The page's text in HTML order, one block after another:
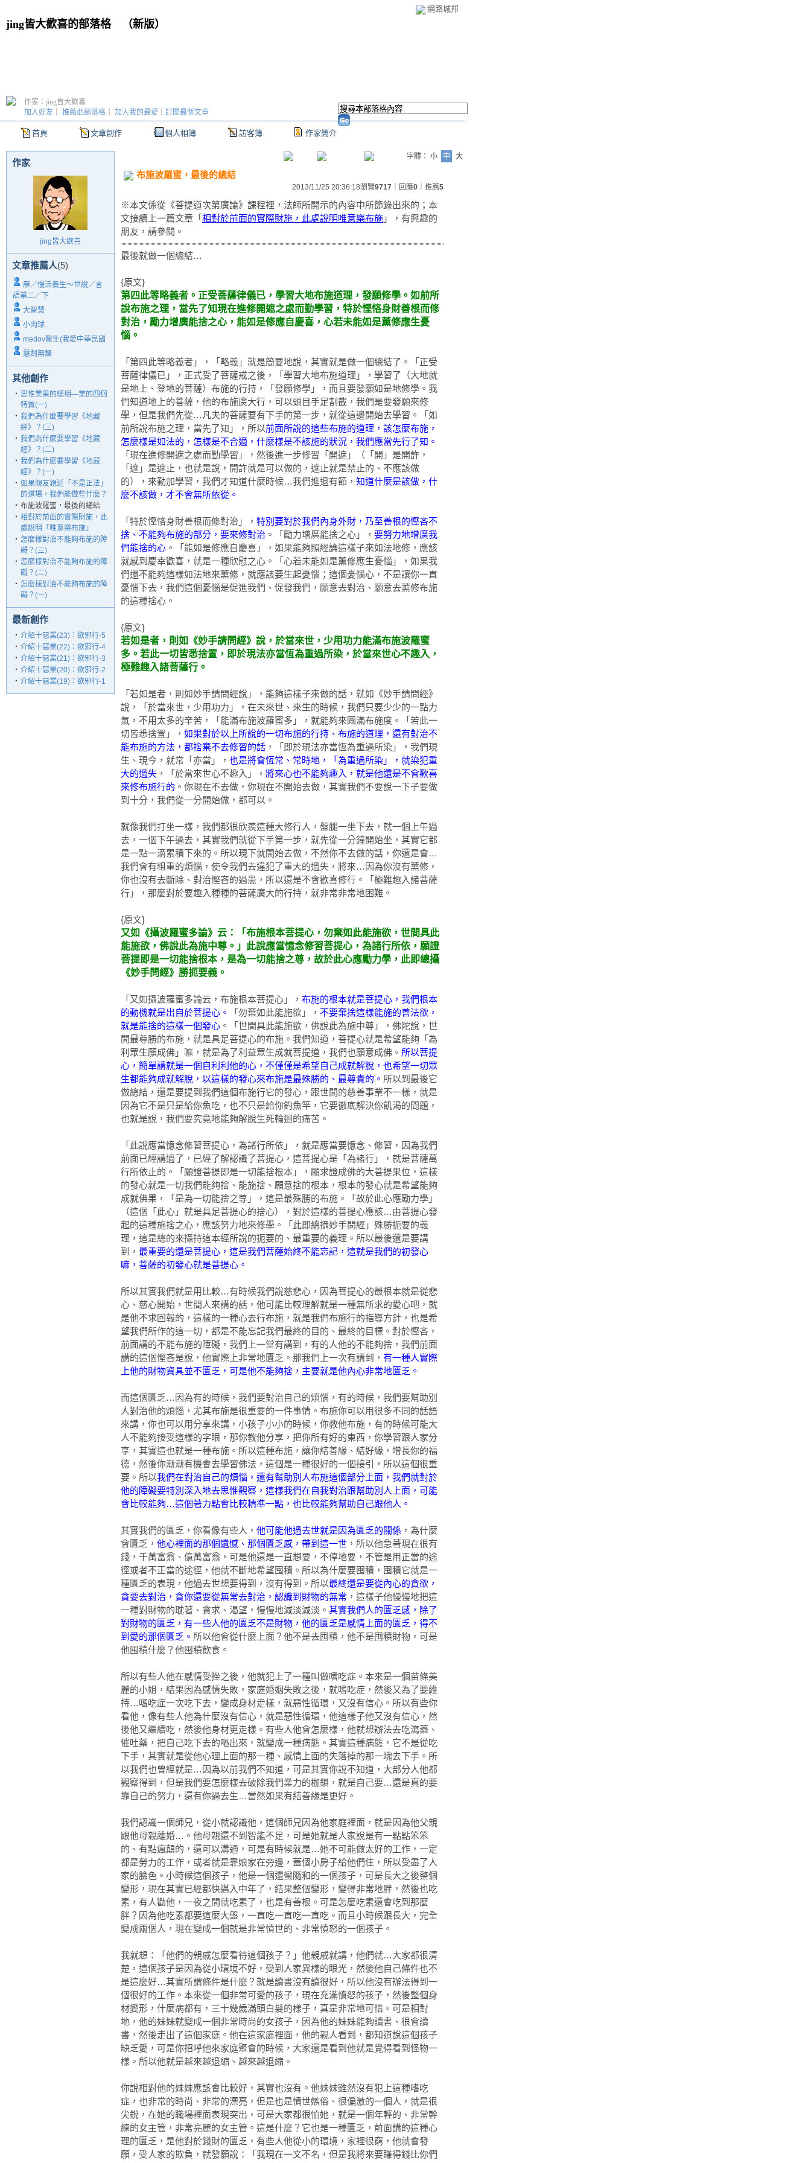
網路城邦
jing皆大歡喜的部落格（新版）
首頁 文章創作 個人相簿 訪客簿 作家簡介
加入好友 推薦此部落格 加入我的最愛 訂閱最新文章
作家：jing皆大歡喜
作家
jing皆大歡喜
文章推薦人(5)
雁／慢活養生～世說／言
語第二／下
大智慧
小肉球
medov醫生(我愛中華民國
慧劍無鋒
其他創作
‧ 思惟業果的總相—業的四個
特質(一)
‧ 我們為什麼要學習《地藏
經》？(三)
‧ 我們為什麼要學習《地藏
經》？(二)
‧ 我們為什麼要學習《地藏
經》？(一)
‧ 如果親友親近「不是正法」
的道場，我們能做些什麼？
‧ 布施波羅蜜，最後的總結
‧ 相對於前面的實際財施，此
處說明「唯意樂布施」
‧ 怎麼樣對治不能夠布施的障
礙？(三)
‧ 怎麼樣對治不能夠布施的障
礙？(二)
‧ 怎麼樣對治不能夠布施的障
礙？(一)
最新創作
‧ 介紹十惡業(23)：欲邪行-5
‧ 介紹十惡業(22)：欲邪行-4
‧ 介紹十惡業(21)：欲邪行-3
‧ 介紹十惡業(20)：欲邪行-2
‧ 介紹十惡業(19)：欲邪行-1
字體： 小 中 大
布施波羅蜜，最後的總結
2013/11/25 20:36:18瀏覽9717 ｜回應0 ｜推薦5
※本文係從《菩提道次第廣論》課程裡，法師所開示的內容中所節錄出來的；本
文接續上一篇文章「 相對於前面的實際財施，此處說明唯意樂布施 」，有興趣的
朋友，請參閱。
最後就做一個總結…
{原文}
第四此等略義者。正受菩薩律儀已，學習大地布施道理，發願修學。如前所
說布施之理，當先了知現在進修開遮之處而勤學習，特於慳悋身財善根而修
對治，勵力增廣能捨之心，能如是修應自慶喜，心若未能如是薰修應生憂
惱。
「第四此等略義者」，「略義」就是簡要地說，其實就是做一個總結了。「正受
菩薩律儀已」，正式受了菩薩戒之後，「學習大地布施道理」，學習了（大地就
是地上、登地的菩薩）布施的行持，「發願修學」，而且要發願如是地修學。我
們知道地上的菩薩，他的布施廣大行，可以頭目手足割截，我們是要發願來修
學，但是我們先從…凡夫的菩薩要有下手的第一步，就從這邊開始去學習。「如
前所說布施之理，當先了知」，所以前面所說的這些布施的道理，該怎麼布施，
怎麼樣是如法的，怎樣是不合適，什麼樣是不該施的狀況，我們應當先行了知。
「現在進修開遮之處而勤學習」，然後進一步修習「開遮」（「開」是開許，
「遮」是遮止，也就是說，開許就是可以做的，遮止就是禁止的、不應該做
的），來勤加學習，我們才知道什麼時候…我們進退有節， 知道什麼是該做，什
麼不該做，才不會無所依從。
「特於慳悋身財善根而修對治」， 特別要對於我們內身外財，乃至善根的慳吝不
捨、不能夠布施的部分，要來修對治 。「勵力增廣能捨之心」， 要努力地增廣我
們能捨的心 。「能如是修應自慶喜」，如果能夠照經論這樣子來如法地修，應該
就感到慶幸歡喜，就是一種欣慰之心。「心若未能如是薰修應生憂惱」，如果我
們還不能夠這樣如法地來薰修，就應該要生起憂惱；這個憂惱心，不是讓你一直
憂惱下去，我們這個憂惱是促進我們、促發我們，願意去對治、願意去薰修布施
的這種捨心。
{原文}
若如是者，則如《妙手請問經》說，於當來世，少用功力能滿布施波羅蜜
多。若此一切皆悉捨置，即於現法亦當恆為重過所染，於當來世心不趣入，
極難趣入諸菩薩行。
「若如是者，則如妙手請問經說」，能夠這樣子來做的話，就如《妙手請問經》
說，「於當來世，少用功力」，在未來世、來生的時候，我們只要少少的一點力
氣，不用太多的辛苦，「能滿布施波羅蜜多」，就能夠來圓滿布施度。「若此一
切皆悉捨置」， 如果對於以上所說的一切布施的行持、布施的道理，還有對治不
能布施的方法，都捨棄不去修習的話 ，「即於現法亦當恆為重過所染」，我們現
生、現今，就常「亦當」， 也是將會恆常、常時地，「為重過所染」，就染犯重
大的過失 ，「於當來世心不趣入」， 將來心也不能夠趣入，就是他還是不會歡喜
來修布施行的 。你現在不去做，你現在不開始去做，其實我們不要說一下子要做
到十分，我們從一分開始做，都可以。
就像我們打坐一樣，我們都很欣羨這種大修行人，盤腿一坐下去，就一個上午過
去，一個下午過去，其實我們就從下手第一步，就先從一分鐘開始坐，其實它都
是一點一滴累積下來的。所以現下就開始去做，不然你不去做的話，你還是會…
我們會有粗重的煩惱，使令我們去違犯了重大的過失，將來…因為你沒有薰修，
你也沒有去斷除、對治慳吝的過患，所以還是不會歡喜修行。「極難趣入諸菩薩
行」，那麼對於要趣入種種的菩薩廣大的行持，就非常非常地困難。
{原文}
又如《攝波羅蜜多論》云：「布施根本菩提心，勿棄如此能施欲，世間具此
能施欲，佛說此為施中尊。」此說應當憶念修習菩提心，為諸行所依，願證
菩提即是一切能捨根本，是為一切能捨之尊，故於此心應勵力學，此即總攝
《妙手問經》勝扼要義。
「又如攝波羅蜜多論云，布施根本菩提心」， 布施的根本就是菩提心，我們根本
的動機就是出自於菩提心。
「勿棄如此能施欲」， 不要棄捨這樣能施的善法欲，
就是能捨的這樣一個發心 。「世間具此能施欲，佛說此為施中尊」，佛陀說，世
間最尊勝的布施，就是具足菩提心的布施。我們知道，菩提心就是希望能夠「為
利眾生願成佛」嘛，就是為了利益眾生成就菩提道，我們也願意成佛。 所以菩提
心，簡單講就是一個自利利他的心，不僅僅是希望自己成就解脫，也希望一切眾
生都能夠成就解脫，以這樣的發心來布施是最殊勝的、最尊貴的。 所以到最後它
做總結，還是要提到我們這個布施行它的發心，跟世間的慈善事業不一樣，就是
因為它不是只是給你魚吃，也不只是給你釣魚竿，它要徹底解決你飢渴的問題，
也就是說，我們要究竟地能夠解脫生死輪迴的痛苦。
「此說應當憶念修習菩提心，為諸行所依」，就是應當要憶念、修習，因為我們
前面已經講過了，已經了解認識了菩提心，這菩提心是「為諸行」，就是菩薩萬
行所依止的。「願證菩提即是一切能捨根本」，願求證成佛的大菩提果位，這樣
的發心就是一切我們能夠捨、能施捨、願意捨的根本，根本的發心就是希望能夠
成就佛果，「是為一切能捨之尊」，這是最殊勝的布施。「故於此心應勵力學」
（這個「此心」就是具足菩提心的捨心），對於這樣的菩提心應該…由菩提心發
起的這種施捨之心，應該努力地來修學。「此即總攝妙手問經」殊勝扼要的義
理，這是總的來攝持這本經所說的扼要的、最重要的義理。所以最後還是要講
到， 最重要的還是菩提心，這是我們菩薩始終不能忘記，這就是我們的初發心
嘛，菩薩的初發心就是菩提心。
所以其實我們就是用比較…有時候我們說慈悲心，因為菩提心的最根本就是從悲
心、慈心開始，世間人來講的話，他可能比較理解就是一種無所求的愛心吧，就
是他不求回報的，這樣的一種心去行布施，就是我們布施行的指導方針，也是希
望我們所作的這一切，都是不能忘記我們最終的目的、最終的目標。對於慳吝，
前面講的不能布施的障礙，我們上一堂有講到，有的人他的不能夠捨，我們前面
講的這個慳吝是說，他實際上非常地匱乏。那我們上一次有講到， 有一種人實際
上他的財物資具並不匱乏，可是他不能夠捨，主要就是他內心非常地匱乏。
而這個匱乏…因為有的時候，我們要對治自己的煩惱，有的時候，我們要幫助別
人對治他的煩惱，尤其布施是很重要的一件事情。布施你可以用很多不同的話語
來講，你也可以用分享來講，小孩子小小的時候，你教他布施，有的時候可能大
人不能夠接受這樣的字眼，那你教他分享，把你所有好的東西，你學習跟人家分
享，其實這也就是一種布施。所以這種布施，讓你結善緣、結好緣，增長你的福
德，然後你漸漸有機會去學習佛法，這個是一種很好的一個接引，所以這個很重
要。所以我們在對治自己的煩惱，還有幫助別人布施這個部分上面，我們就對於
他的障礙要特別深入地去思惟觀察，這樣我們在自我對治跟幫助別人上面，可能
會比較能夠…這個著力點會比較精準一點，也比較能夠幫助自己跟他人。
其實我們的匱乏，你看像有些人， 他可能他過去世就是因為匱乏的關係 ，為什麼
會匱乏， 他心裡面的那個遺憾、那個匱乏感，帶到這一世 ，所以他急著現在很有
錢，千萬富翁、億萬富翁，可是他還是一直想要，不停地要，不管是用正當的途
徑或者不正當的途徑，他就不斷地希望囤積。所以為什麼要囤積，囤積它就是一
種匱乏的表現，他過去世想要得到，沒有得到。所以最終還是要從內心的貪欲，
貪要去對治，貪你還要從無常去對治，認識到財物的無常 ，這樣子他慢慢地把這
一種對財物的耽著、貪求、渴望，慢慢地減淡減淡。 其實我們人的匱乏感，除了
對財物的匱乏，有一些人他的匱乏不是財物，他的匱乏是感情上面的匱乏，得不
到愛的那個匱乏。 所以他會從什麼上面？他不是去囤積，他不是囤積財物，可是
他囤積什麼？他囤積飲食。
所以有些人他在感情受挫之後，他就犯上了一種叫做嗜吃症。本來是一個苗條美
麗的小姐，結果因為感情失敗，家庭婚姻失敗之後，就嗜吃症，然後又為了要維
持…嗜吃症一次吃下去，變成身材走樣，就惡性循環，又沒有信心。所以有些你
看他，像有些人他為什麼沒有信心，就是惡性循環，他這樣子他又沒有信心，然
後他又繼續吃，然後他身材更走樣。有些人他會怎麼樣，他就想辦法去吃瀉藥、
催吐藥，把自己吃下去的嘔出來，就變成一種病態。其實這種病態，它不是從吃
下手，其實就是從他心理上面的那一種、感情上面的失落掉的那一塊去下手。所
以我們也曾經就是…因為以前我們不知道，可是其實你說不知道，大部分人他都
觀察得到，但是我們要怎麼樣去破除我們業力的枷鎖，就是自己要…還是真的要
靠自己的努力，還有你過去生…當然如果有結善緣是更好。
我們認識一個師兄，從小就認識他，這個師兄因為他家庭裡面，就是因為他父親
跟他母親離婚…。他母親還不到智能不足，可是她就是人家說是有一點點笨笨
的、有點瘋顛的，還可以溝通，可是有時候就是…她不可能做太好的工作，一定
都是勞力的工作，或者就是靠娘家在旁邊，蓋個小房子給他們住，所以受盡了人
家的臉色。小時候這個孩子，他是一個還蠻隨和的一個孩子，可是長大之後整個
變形，現在其實已經都快邁入中年了，結果整個變形，變得非常地胖，然後也吃
素，有人勸他，一夜之間就吃素了，也是有善根。可是怎麼吃素還會吃到那麼
胖？因為他吃素都要這麼大盤，一直吃一直吃一直吃。而且小時候跟長大，完全
變成兩個人，現在變成一個就是非常憤世的、非常憤怒的一個孩子。
我就想：「他們的親戚怎麼看待這個孩子？」他親戚就講，他們就…大家都很清
楚，這個孩子是因為從小環境不好，受到人家異樣的眼光，然後他自己條件也不
是這麼好…其實所謂條件是什麼？就是讀書沒有讀很好，所以他沒有辦法得到一
個很好的工作。本來從一個非常可愛的孩子，現在充滿憤怒的孩子，然後整個身
材變形，什麼病都有，三十幾歲滿頭白髮的樣子，真是非常地可惜。可是相對
地，他的妹妹就變成一個非常時尚的女孩子，因為他的妹妹能夠讀書、很會讀
書，然後走出了這個家庭。他在這家庭裡面，他的親人看到，都知道說這個孩子
缺乏愛，可是你招呼他來家庭聚會的時候，大家還是看到他就是覺得看到怪物一
樣。所以他就是越來越退縮、越來越退縮。
你說相對他的妹妹應該會比較好，其實也沒有。他妹妹雖然沒有犯上這種嗜吃
症，也非常的時尚、非常的漂亮，但是也是憤世嫉俗、很偏激的一個人，就是很
尖銳，在她的職場裡面表現突出，可是大家都很怕她，就是一個年輕的、非常幹
練的女主管，非常亮麗的女主管。這是什麼？它也是一種匱乏，前面講的這種心
理的匱乏，是他對於錢財的匱乏，有些人他從小的環境，家裡很窮，他就會發
願，受人家的欺負，就發願說：「我現在一文不名，但是我將來要賺得錢比你們